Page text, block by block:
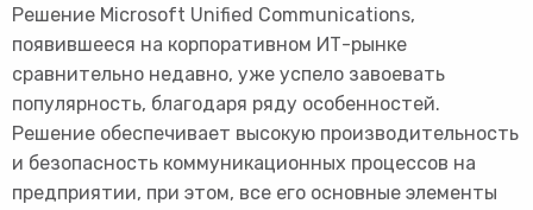
Решение Microsoft Unified Communications,
появившееся на корпоративном ИТ-рынке
сравнительно недавно, уже успело завоевать
популярность, благодаря ряду особенностей.
Решение обеспечивает высокую производительность
и безопасность коммуникационных процессов на
предприятии, при этом, все его основные элементы